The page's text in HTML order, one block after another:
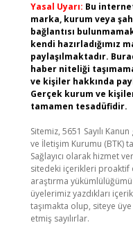
Yasal Uyarı: Bu
marka, kurum veya
bağlantısı
kendi hazırladığımız
paylaşılmaktadır.
haber niteliği
ve kişiler hakkında
Gerçek kurum ve
tamamen tesadüfidir.
Sitemiz, 5651 Sayılı
ve İletişim Kurumu (BTK)
Sağlayıcı olarak hizmet
sitedeki içerikleri proaktif
araştırma
üyelerimiz yazdıkları
taşımakta olup, siteye
etmiş sayılırlar.